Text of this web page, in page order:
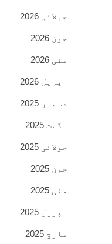
جولائی 2026
جون 2026
مئی 2026
اپریل 2026
دسمبر 2025
اگست 2025
جولائی 2025
جون 2025
مئی 2025
اپریل 2025
مارچ 2025